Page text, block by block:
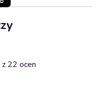
z 22 ocen